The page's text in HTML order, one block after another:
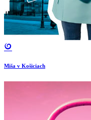
Miša v Košiciach